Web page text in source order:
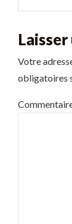
Votre
obligatoires